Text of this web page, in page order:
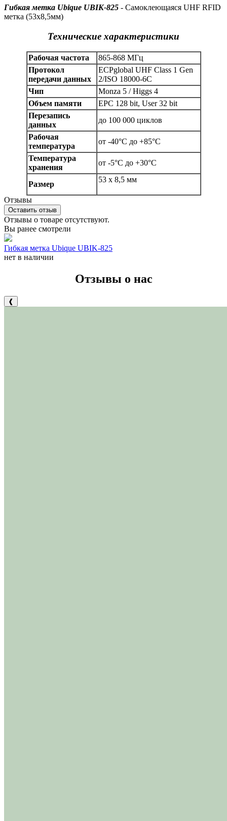
Гибкая метка Ubique UBIK-825 - Самоклеющаяся UHF RFID
метка (53x8,5мм)
Технические характеристики
Рабочая частота
865-868 МГц
Протокол
передачи данных
ECPglobal UHF Class 1 Gen
2/ISO 18000-6C
Чип
Monza 5 / Higgs 4
Объем памяти
EPC 128 bit, User 32 bit
Перезапись
данных
до 100 000 циклов
Рабочая
температура
от -40°С до +85°С
Температура
хранения
от -5°С до +30°С
Размер
53 х 8,5 мм
Отзывы
Оставить отзыв
Отзывы о товаре отсутствуют.
Вы ранее смотрели
Гибкая метка Ubique UBIK-825
нет в наличии
Отзывы о нас
❰